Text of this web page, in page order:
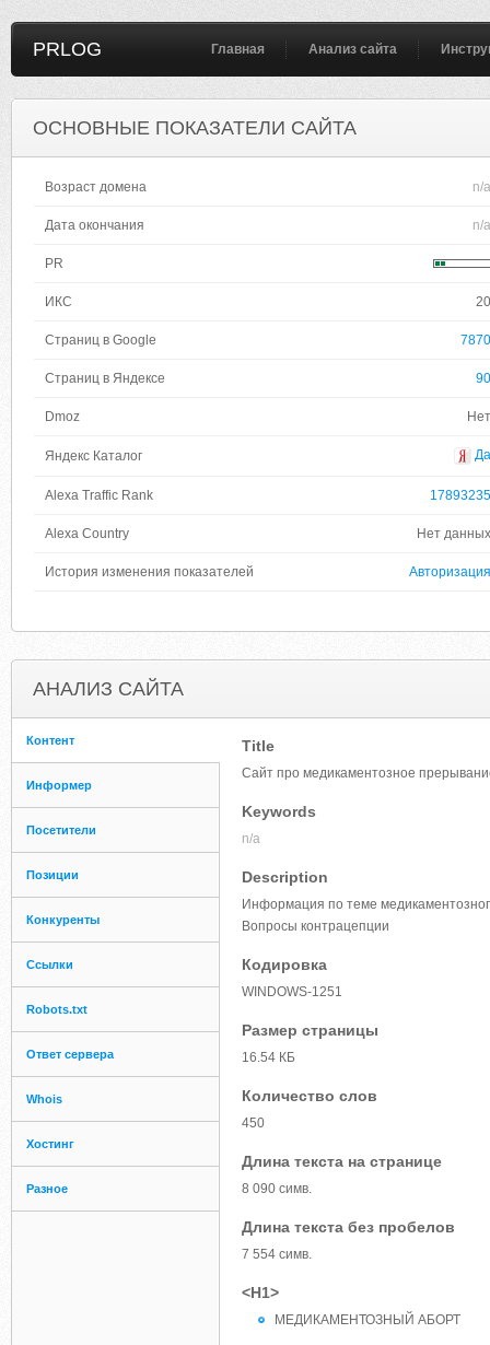
PRLOG Главная Анализ сайта
ОСНОВНЫЕ ПОКАЗАТЕЛИ САЙТА
Возраст домена n/a
Дата окончания n/a
PR
ИКС 20
Страниц в Google 7870
Страниц в Яндексе 90
Dmoz Нет
Яндекс Каталог Да
Alexa Traffic Rank 17893235
Alexa Country Нет данных
История изменения показателей Авторизация
АНАЛИЗ САЙТА
Контент
Информер
Посетители
Позиции
Конкуренты
Ссылки
Robots.txt
Ответ сервера
Whois
Хостинг
Разное
Title
Сайт про медикаментозное
Keywords
n/a
Description
Информация по теме
Вопросы контрацепции
Кодировка
WINDOWS-1251
Размер страницы
16.54 КБ
Количество слов
450
Длина текста на странице
8 090 симв.
Длина текста без пробелов
7 554 симв.
<H1>
МЕДИКАМЕНТОЗНЫЙ АБОРТ